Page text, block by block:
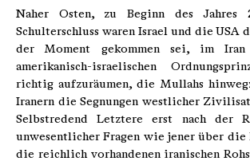
Naher Osten, zu Beginn des Jahres
Schulterschluss waren Israel und die USA
der Moment gekommen sei, im Iran
amerikanisch-israelischen
richtig aufzuräumen, die Mullahs
Iranern die Segnungen westlicher
Selbstredend Letztere erst nach der
unwesentlicher Fragen wie jener über die
die reichlich vorhandenen iranischen